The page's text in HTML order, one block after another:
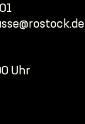
Uhr